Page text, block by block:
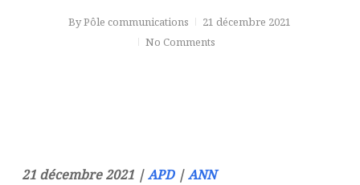
ByPôle communications
21 décembre 2021
No Comments
21 décembre 2021 |APD|ANN